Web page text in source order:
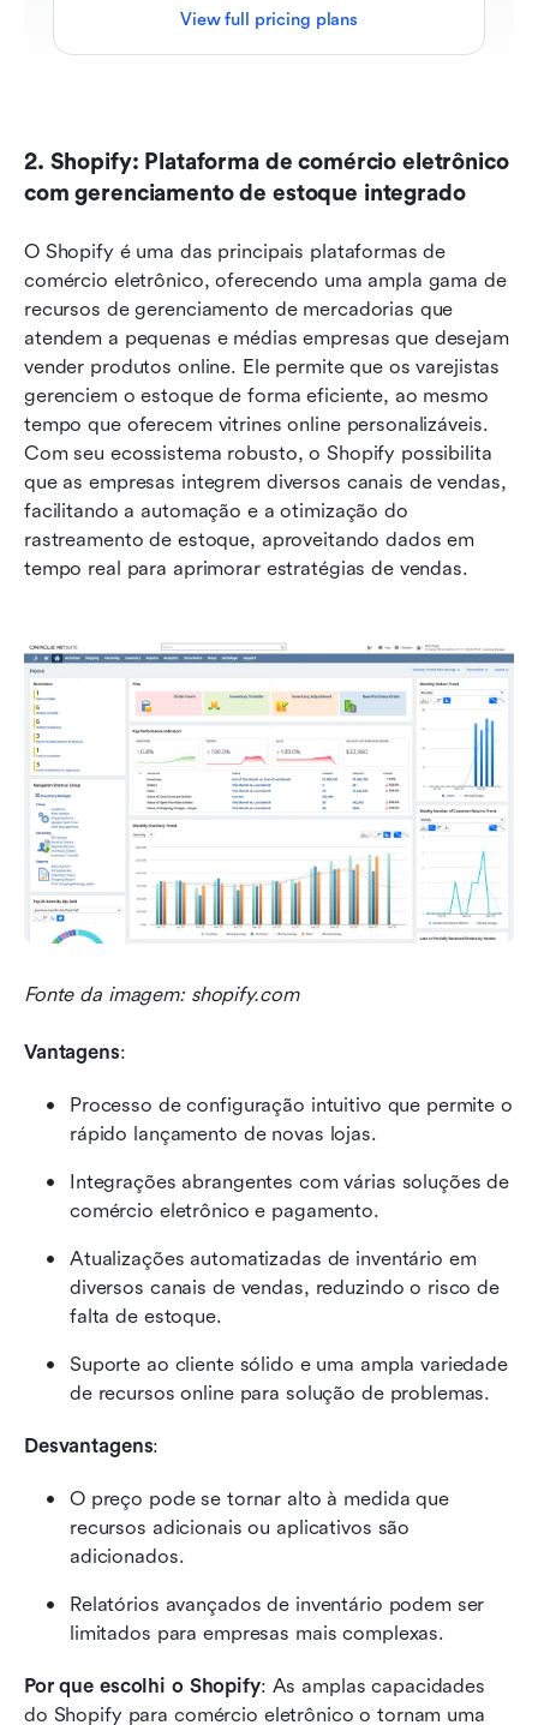
View full pricing plans
2. Shopify: Plataforma de comércio eletrônico
com gerenciamento de estoque integrado
O Shopify é uma das principais plataformas de
comércio eletrônico, oferecendo uma ampla gama de
recursos de gerenciamento de mercadorias que
atendem a pequenas e médias empresas que desejam
vender produtos online. Ele permite que os varejistas
gerenciem o estoque de forma eficiente, ao mesmo
tempo que oferecem vitrines online personalizáveis.
Com seu ecossistema robusto, o Shopify possibilita
que as empresas integrem diversos canais de vendas,
facilitando a automação e a otimização do
rastreamento de estoque, aproveitando dados em
tempo real para aprimorar estratégias de vendas.
Fonte da imagem: shopify.com
Vantagens:
Processo de configuração intuitivo que permite o
rápido lançamento de novas lojas.
Integrações abrangentes com várias soluções de
comércio eletrônico e pagamento.
Atualizações automatizadas de inventário em
diversos canais de vendas, reduzindo o risco de
falta de estoque.
Suporte ao cliente sólido e uma ampla variedade
de recursos online para solução de problemas.
Desvantagens:
O preço pode se tornar alto à medida que
recursos adicionais ou aplicativos são
adicionados.
Relatórios avançados de inventário podem ser
limitados para empresas mais complexas.
Por que escolhi o Shopify: As amplas capacidades
do Shopify para comércio eletrônico o tornam uma